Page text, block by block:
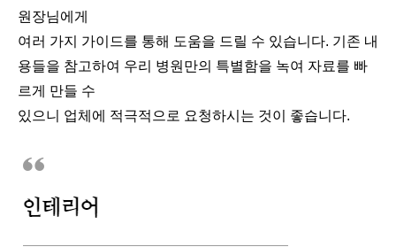
원장님에게
여러 가지 가이드를 통해 도움을 드릴 수 있습니다. 기존 내
용들을 참고하여 우리 병원만의 특별함을 녹여 자료를 빠
르게 만들 수
있으니 업체에 적극적으로 요청하시는 것이 좋습니다.